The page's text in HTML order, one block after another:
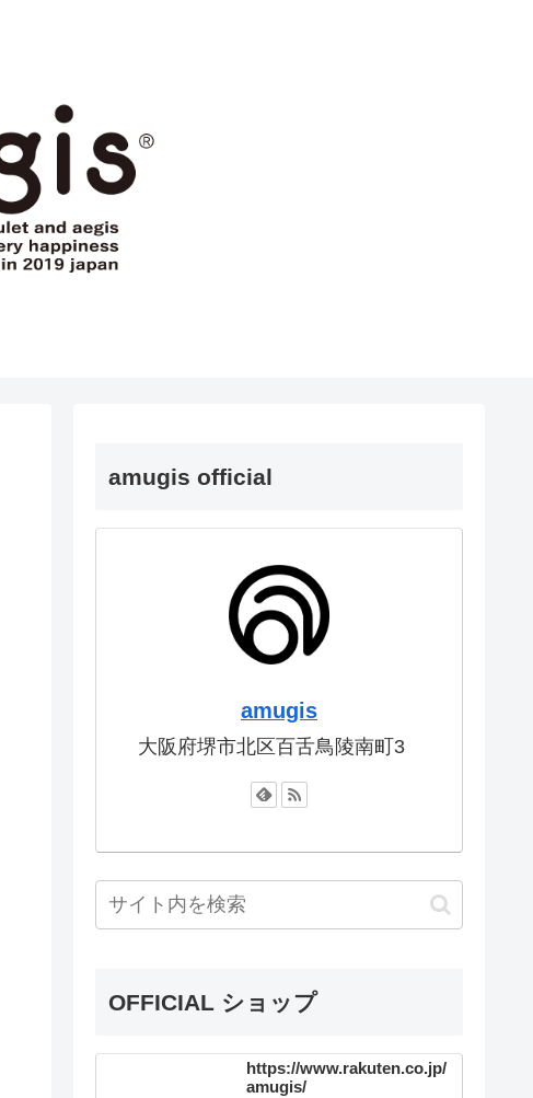
amugis official
amugis
大阪府堺市北区百舌鳥陵南町3
OFFICIAL ショップ
https://www.rakuten.co.jp/
amugis/